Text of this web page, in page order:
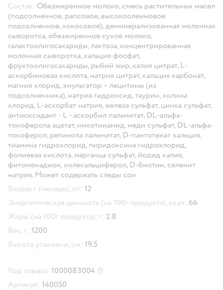
Состав: Обезжиренное молоко, смесь растительных масел
(подсолнечное, рапсовое, высокоолеиновое
подсолнечное, кокосовое), деминерализованная молочная
сыворотка, обезжиренное сухое молоко,
галактоолигосахариды, лактоза, концентрированная
молочная сыворотка, кальция фосфат,
фруктоолигосахариды, рыбий жир, калия цитрат, L-
аскорбиновая кислота, натрия цитрат, кальция карбонат,
магния хлорид, эмульгатор – лецитины (из
подсолнечника), натрия гидроксид, таурин, холина
хлорид, L-аскорбат натрия, железа сульфат, цинка сульфат,
антиоксидант - L - аскорбил пальмитат, DL-альфа-
токоферола ацетат, никотинамид, меди сульфат, DL-альфа-
токоферол, ретинола пальмитат, D-пантотенат кальция,
тиамина гидрохлорид, пиридоксина гидрохлорид,
фолиевая кислота, марганца сульфат, йодид калия,
фитоменадион, холекальциферол, D-биотин, селенит
натрия. Может содержать следы сои
Возраст (месяцы), от: 12
Энергетическая ценность (на 100г продукта), ккал: 66
Жиры (на 100г продукта), г: 2.8
Вес, г: 1200
Высота упаковки, см: 19.5
Код товара: 1000083004
Артикул: 140050